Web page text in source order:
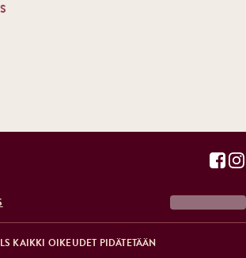
KAIKKI OIKEUDET PIDÄTETÄÄN